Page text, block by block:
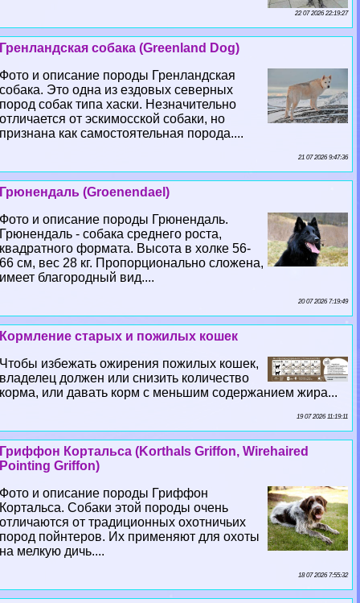
22 07 2026 22:19:27
Гренландская собака (Greenland Dog)
Фото и описание породы Гренландская
собака. Это одна из ездовых северных
пород собак типа хаски. Незначительно
отличается от эскимосской собаки, но
признана как самостоятельная порода....
21 07 2026 9:47:36
Грюнендаль (Groenendael)
Фото и описание породы Грюнендаль.
Грюнендаль - собака среднего роста,
квадратного формата. Высота в холке 56-
66 см, вес 28 кг. Пропорционально сложена,
имеет благородный вид....
20 07 2026 7:19:49
Кормление старых и пожилых кошек
Чтобы избежать ожирения пожилых кошек,
владелец должен или снизить количество
корма, или давать корм с меньшим содержанием жира...
19 07 2026 11:19:11
Гриффон Кортальса (Korthals Griffon, Wirehaired
Pointing Griffon)
Фото и описание породы Гриффон
Кортальса. Собаки этой породы очень
отличаются от традиционных охотничьих
пород пойнтеров. Их применяют для охоты
на мелкую дичь....
18 07 2026 7:55:32